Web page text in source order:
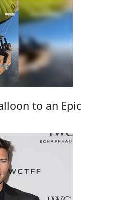
to an Epic